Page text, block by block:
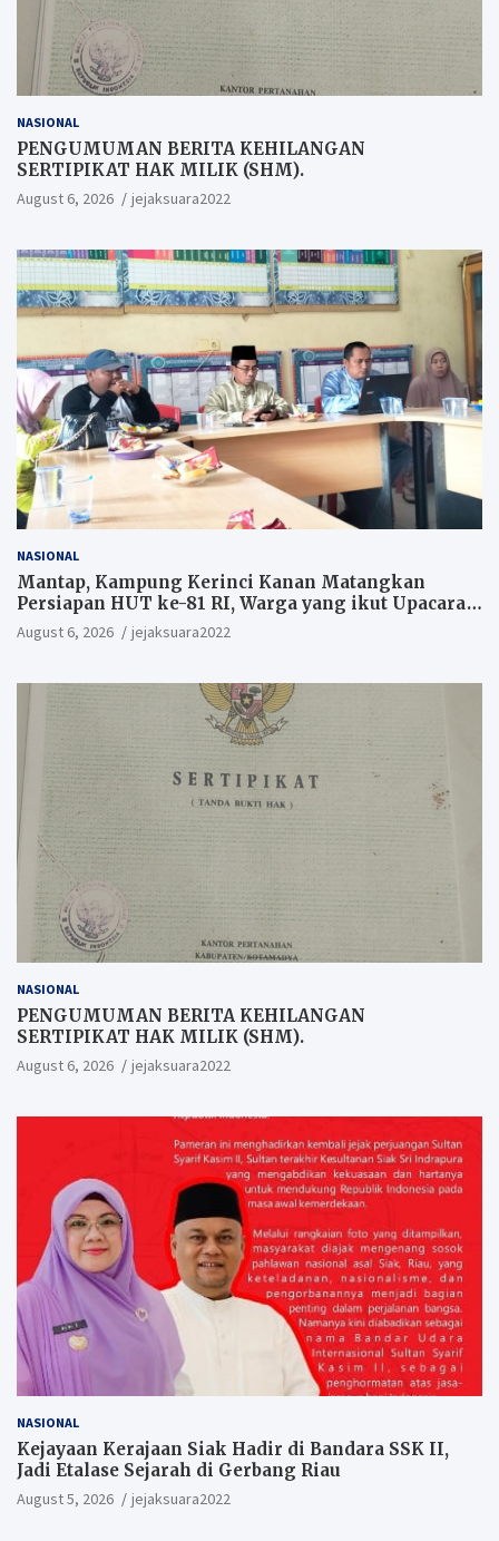
NASIONAL
PENGUMUMAN BERITA KEHILANGAN
SERTIPIKAT HAK MILIK (SHM).
August 6, 2026 jejaksuara2022
NASIONAL
Mantap, Kampung Kerinci Kanan Matangkan
Persiapan HUT ke-81 RI, Warga yang ikut Upacara
Berkesempatan Raih Hadiah
August 6, 2026 jejaksuara2022
NASIONAL
PENGUMUMAN BERITA KEHILANGAN
SERTIPIKAT HAK MILIK (SHM).
August 6, 2026 jejaksuara2022
NASIONAL
Kejayaan Kerajaan Siak Hadir di Bandara SSK II,
Jadi Etalase Sejarah di Gerbang Riau
August 5, 2026 jejaksuara2022